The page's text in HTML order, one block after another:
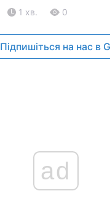
1 хв. 0
Підпишіться на нас в
ad